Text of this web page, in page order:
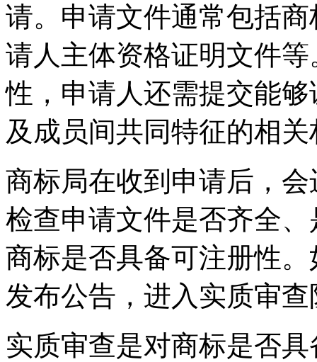
请。申请文件通常包括
请人主体资格证明文件
性，申请人还需提交能
及成员间共同特征的相
商标局在收到申请后，
检查申请文件是否齐全
商标是否具备可注册性
发布公告，进入实质审查
实质审查是对商标是否